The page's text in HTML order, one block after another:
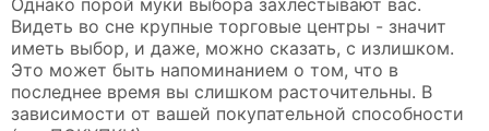
Однако порой муки выбора захлестывают вас.
Видеть во сне крупные торговые центры - значит
иметь выбор, и даже, можно сказать, с излишком.
Это может быть напоминанием о том, что в
последнее время вы слишком расточительны. В
зависимости от вашей покупательной способности